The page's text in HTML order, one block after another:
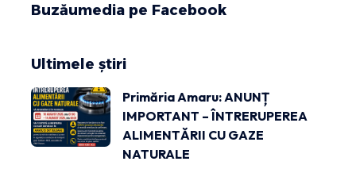
Buzăumedia pe Facebook
Ultimele știri
Primăria Amaru: ANUNȚ
IMPORTANT – ÎNTRERUPEREA
ALIMENTĂRII CU GAZE
NATURALE